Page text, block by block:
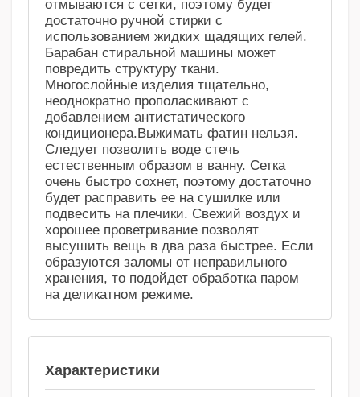
отмываются с сетки, поэтому будет
достаточно ручной стирки с
использованием жидких щадящих гелей.
Барабан стиральной машины может
повредить структуру ткани.
Многослойные изделия тщательно,
неоднократно прополаскивают с
добавлением антистатического
кондиционера.Выжимать фатин нельзя.
Следует позволить воде стечь
естественным образом в ванну. Сетка
очень быстро сохнет, поэтому достаточно
будет расправить ее на сушилке или
подвесить на плечики. Свежий воздух и
хорошее проветривание позволят
высушить вещь в два раза быстрее. Если
образуются заломы от неправильного
хранения, то подойдет обработка паром
на деликатном режиме.
Характеристики